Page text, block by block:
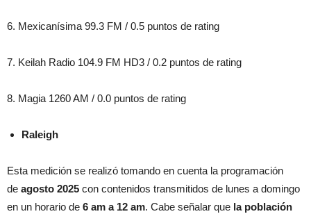
6. Mexicanísima 99.3 FM / 0.5 puntos de rating
7. Keilah Radio 104.9 FM HD3 / 0.2 puntos de rating
8. Magia 1260 AM / 0.0 puntos de rating
Raleigh
Esta medición se realizó tomando en cuenta la programación
de agosto 2025 con contenidos transmitidos de lunes a domingo
en un horario de 6 am a 12 am. Cabe señalar que la población